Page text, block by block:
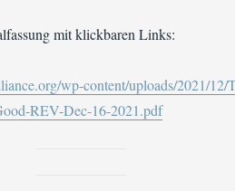
mit klickbaren Links:
wp-content/uploads/2021/
REV-Dec-16-2021.pdf